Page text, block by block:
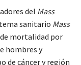
del Mass
sanitario Mass
mortalidad por
hombres y
de cáncer y región